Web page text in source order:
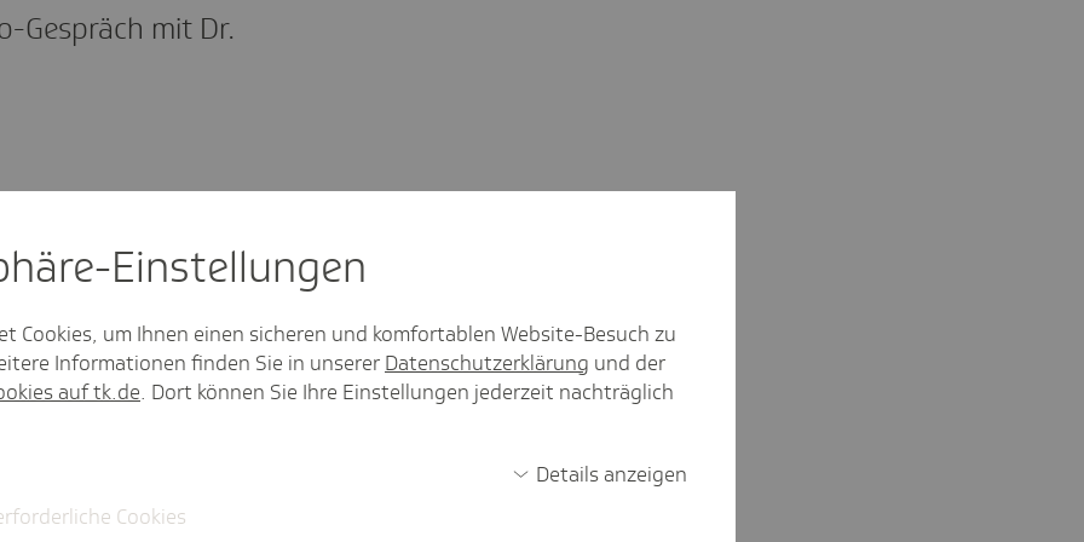
Gespräch mit Dr.
der GLG in
im Gespräch mit Susanne
Leiterin der TK-
Berlin und
Reihe
Gespräche.
Einstel­lungen
Cookies, um Ihnen einen sicheren und komfortablen Website-Besuch zu
Informationen finden Sie in unserer Datenschutzerklärung und der
auf tk.de. Dort können Sie Ihre Einstellungen jederzeit nachträglich
Details anzeigen
Cookies